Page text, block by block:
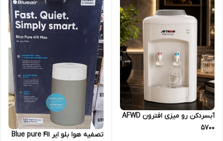
آبسردکن رو میزی افترون AFWD
5700
تصفیه هوا بلو ایر Blue pure 411